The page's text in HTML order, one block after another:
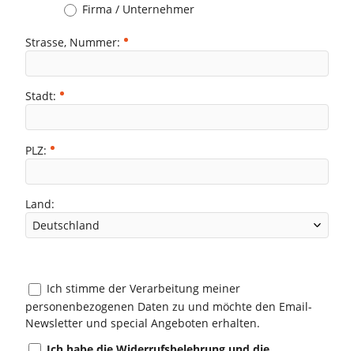
Firma / Unternehmer
Strasse, Nummer:
Stadt:
PLZ:
Land:
Ich stimme der Verarbeitung meiner
personenbezogenen Daten zu und möchte den Email-
Newsletter und special Angeboten erhalten.